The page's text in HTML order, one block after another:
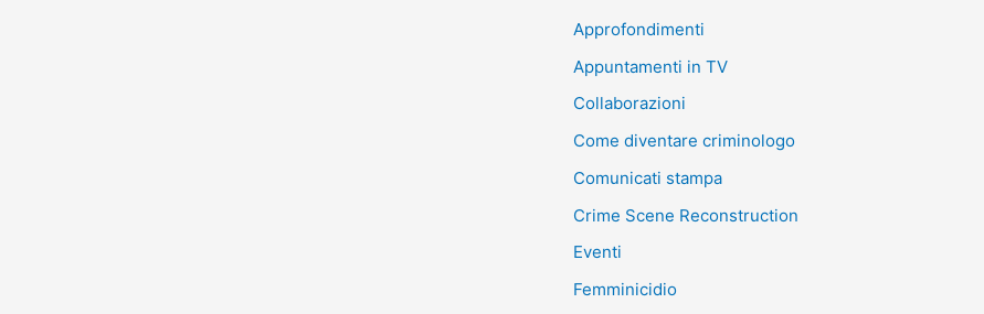
Approfondimenti
Appuntamenti in TV
Collaborazioni
Come diventare criminologo
Comunicati stampa
Crime Scene Reconstruction
Eventi
Femminicidio